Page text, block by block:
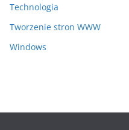
Technologia
Tworzenie stron WWW
Windows